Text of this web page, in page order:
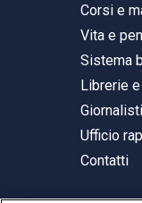
Corsi e
Vita e
Sistema
Librerie
Ufficio
Contatti